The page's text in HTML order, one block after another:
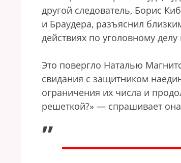
другой следователь, Борис
и Браудера, разъяснил
действиях по уголовному
Это повергло Наталью
свидания с защитником
ограничения их числа и
решеткой?» — спрашивает
„